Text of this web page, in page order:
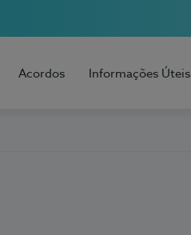
Acordos Informações Úteis